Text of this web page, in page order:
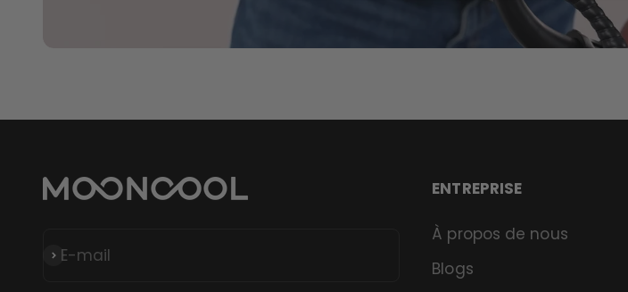
E-mail
S'inscrire
ENTREPRISE
À propos de nous
Blogs